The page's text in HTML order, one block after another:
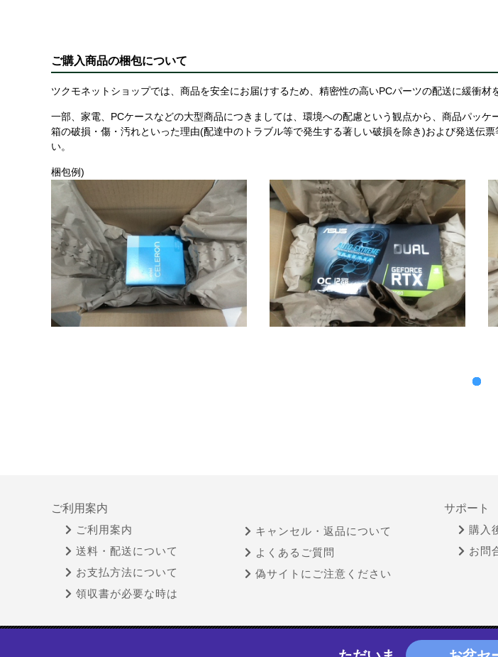
ご購入商品の梱包について
ツクモネットショップでは、商品を安全にお届けするため、精密性の高いPCパーツの配送に緩衝
一部、家電、PCケースなどの大型商品につきましては、環境への配慮という観点から、商品パッ
箱の破損・傷・汚れといった理由(配達中のトラブル等で発生する著しい破損を除き)および発送伝
い。
梱包例)
ご利用案内
ご利用案内
送料・配送について
お支払方法について
領収書が必要な時は
キャンセル・返品について
よくあるご質問
偽サイトにご注意ください
サポート
購入
お問